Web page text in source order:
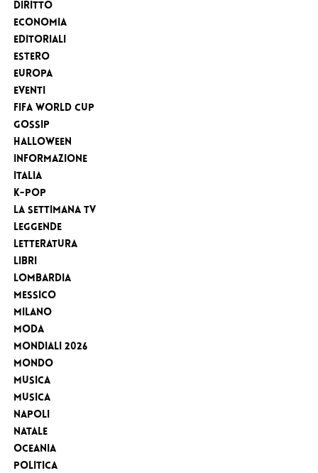
Diritto
Economia
Editoriali
Estero
Europa
eventi
FIFA WORLD CUP
Gossip
Halloween
Informazione
Italia
K-Pop
la settimana tv
Leggende
Letteratura
Libri
Lombardia
Messico
Milano
Moda
MONDIALI 2026
Mondo
Musica
Musica
Napoli
Natale
Oceania
Politica